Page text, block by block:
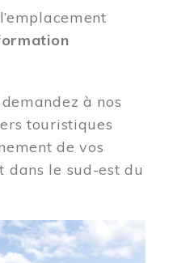
à nos
touristiques
de vos
dans le sud-est du